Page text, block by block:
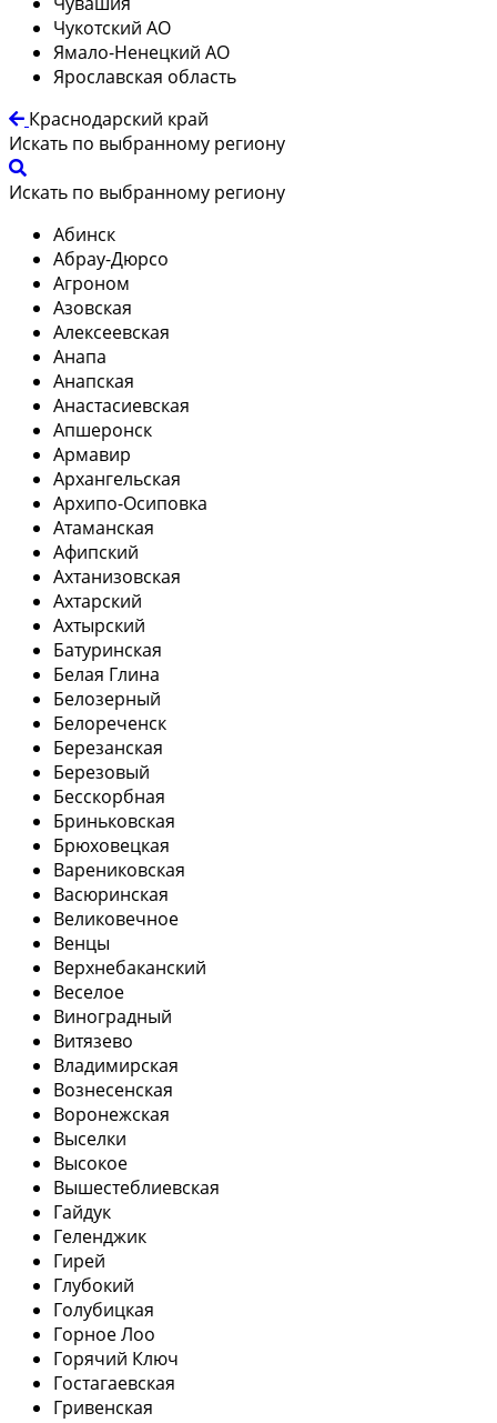
Чукотский АО
Ямало-Ненецкий АО
Ярославская область
Краснодарский край
Искать по выбранному региону
Искать по выбранному региону
Абинск
Абрау-Дюрсо
Агроном
Азовская
Алексеевская
Анапа
Анапская
Анастасиевская
Апшеронск
Армавир
Архангельская
Архипо-Осиповка
Атаманская
Афипский
Ахтанизовская
Ахтарский
Ахтырский
Батуринская
Белая Глина
Белозерный
Белореченск
Березанская
Березовый
Бесскорбная
Бриньковская
Брюховецкая
Варениковская
Васюринская
Великовечное
Венцы
Верхнебаканский
Веселое
Виноградный
Витязево
Владимирская
Вознесенская
Воронежская
Выселки
Высокое
Вышестеблиевская
Гайдук
Геленджик
Гирей
Глубокий
Голубицкая
Горное Лоо
Горячий Ключ
Гостагаевская
Гривенская